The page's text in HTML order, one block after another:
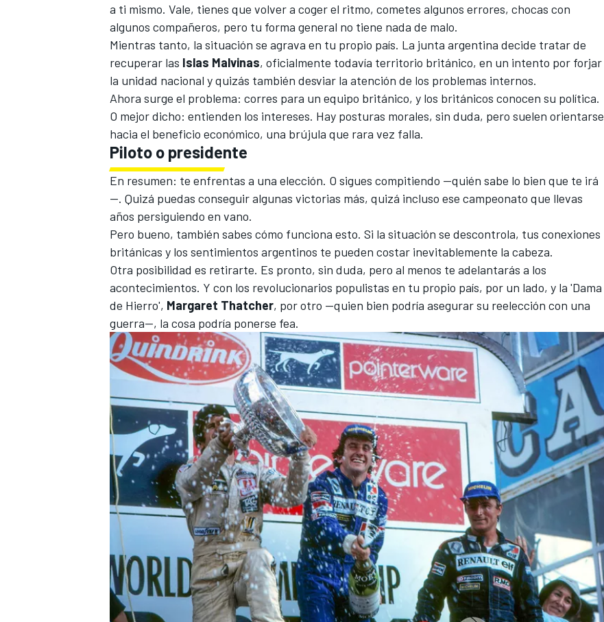
MÁS CATEGORÍAS
a ti mismo. Vale, tienes que volver a coger el ritmo, cometes algunos errores, chocas con
algunos compañeros, pero tu forma general no tiene nada de malo.
Mientras tanto, la situación se agrava en tu propio país. La junta argentina decide tratar de
recuperar las Islas Malvinas, oficialmente todavía territorio británico, en un intento por forjar
la unidad nacional y quizás también desviar la atención de los problemas internos.
Ahora surge el problema: corres para un equipo británico, y los británicos conocen su política.
O mejor dicho: entienden los intereses. Hay posturas morales, sin duda, pero suelen orientarse
hacia el beneficio económico, una brújula que rara vez falla.
Piloto o presidente
En resumen: te enfrentas a una elección. O sigues compitiendo —quién sabe lo bien que te irá
—. Quizá puedas conseguir algunas victorias más, quizá incluso ese campeonato que llevas
años persiguiendo en vano.
Pero bueno, también sabes cómo funciona esto. Si la situación se descontrola, tus conexiones
británicas y los sentimientos argentinos te pueden costar inevitablemente la cabeza.
Otra posibilidad es retirarte. Es pronto, sin duda, pero al menos te adelantarás a los
acontecimientos. Y con los revolucionarios populistas en tu propio país, por un lado, y la 'Dama
de Hierro', Margaret Thatcher, por otro —quien bien podría asegurar su reelección con una
guerra—, la cosa podría ponerse fea.